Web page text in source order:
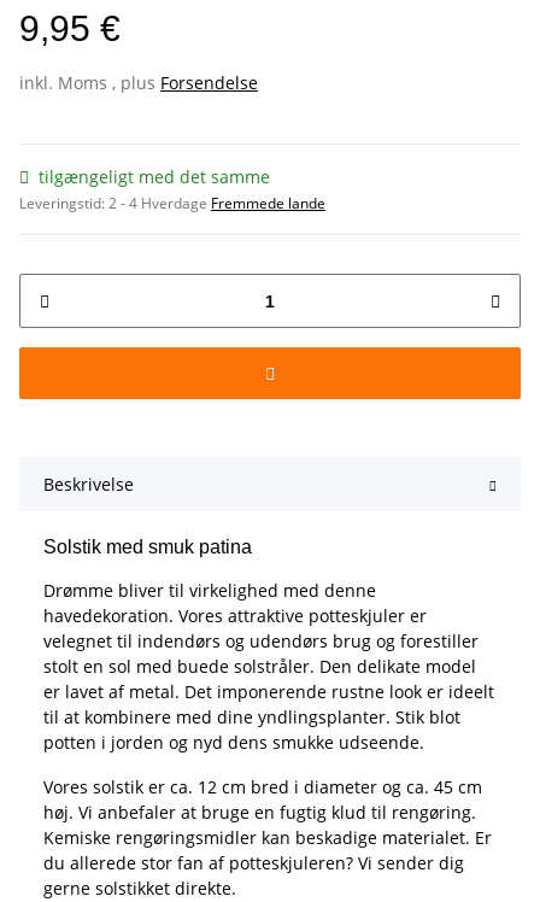
9,95 €
inkl. Moms , plus Forsendelse
tilgængeligt med det samme
Leveringstid:2 - 4 Hverdage Fremmede lande
Beskrivelse
Solstik med smuk patina
Drømme bliver til virkelighed med denne
havedekoration. Vores attraktive potteskjuler er
velegnet til indendørs og udendørs brug og forestiller
stolt en sol med buede solstråler. Den delikate model
er lavet af metal. Det imponerende rustne look er ideelt
til at kombinere med dine yndlingsplanter. Stik blot
potten i jorden og nyd dens smukke udseende.
Vores solstik er ca. 12 cm bred i diameter og ca. 45 cm
høj. Vi anbefaler at bruge en fugtig klud til rengøring.
Kemiske rengøringsmidler kan beskadige materialet. Er
du allerede stor fan af potteskjuleren? Vi sender dig
gerne solstikket direkte.